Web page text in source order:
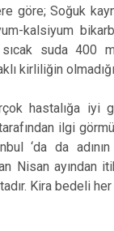
göre; Soğuk
kalsiyum
suda 400
kirliliğin
hastalığa iyi
ilgi
‘da da adının
Nisan ayından
Kira bedeli